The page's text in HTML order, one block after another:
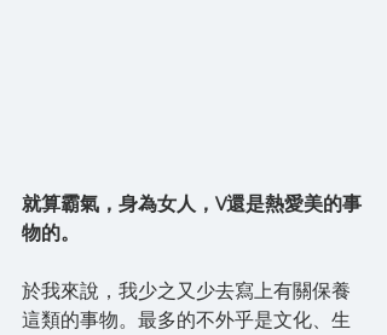
就算霸氣，身為女人，V還是熱愛美的事
物的。
於我來說，我少之又少去寫上有關保養
這類的事物。最多的不外乎是文化、生